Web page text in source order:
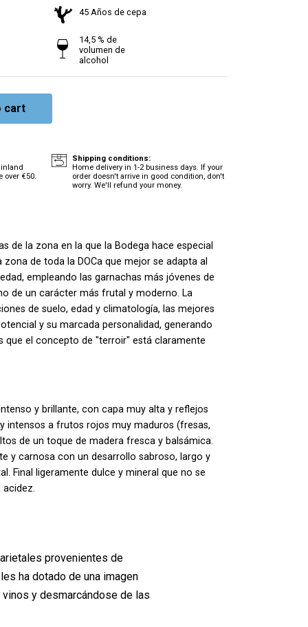
45 Años de cepa
14,5 % de
volumen de
alcohol
cart
over €50.
Shipping conditions:
Home delivery in 1-2 business days. If your
order doesn't arrive in good condition, don't
worry. We'll refund your money.
de la zona en la que la Bodega hace especial
de toda la DOCa que mejor se adapta al
empleando las garnachas más jóvenes de
de un carácter más frutal y moderno. La
de suelo, edad y climatología, las mejores
y su marcada personalidad, generando
que el concepto de "terroir" está claramente
y brillante, con capa muy alta y reflejos
a frutos rojos muy maduros (fresas,
de un toque de madera fresca y balsámica.
y carnosa con un desarrollo sabroso, largo y
Final ligeramente dulce y mineral que no se
acidez.
provenientes de
ha dotado de una imagen
y desmarcándose de las